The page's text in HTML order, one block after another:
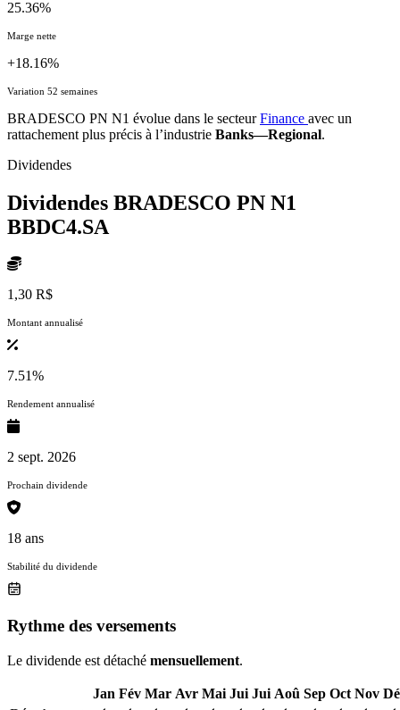
25.36%
Marge nette
+18.16%
Variation 52 semaines
BRADESCO PN N1 évolue dans le secteurFinance avec un
rattachement plus précis à l’industrie Banks—Regional.
Dividendes
Dividendes BRADESCO PN N1
BBDC4.SA
1,30 R$
Montant annualisé
7.51%
Rendement annualisé
2 sept. 2026
Prochain dividende
18 ans
Stabilité du dividende
Rythme des versements
Le dividende est détaché mensuellement.
Jan Fév Mar Avr Mai Jui Jui Aoû Sep Oct Nov